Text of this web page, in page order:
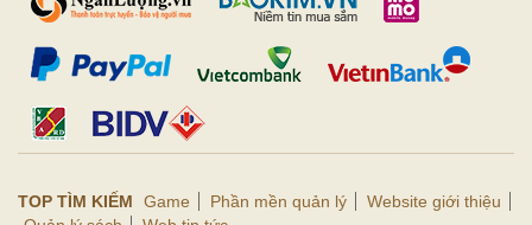
TOP TÌM KIẾM Game Phần mền quản lý
Website giới thiệu